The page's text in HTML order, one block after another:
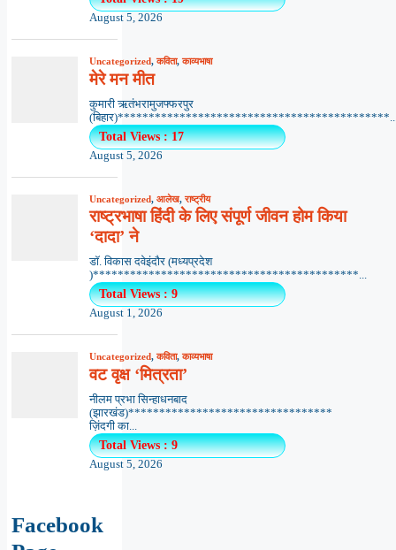
August 5, 2026
Uncategorized,कविता,काव्यभाषा
मेरे मन मीत
कुमारी ऋतंभरामुजफ्फरपुर
Total Views : 17
August 5, 2026
Uncategorized, आलेख,राष्ट्रीय
राष्ट्रभाषा हिंदी के लिए संपूर्ण जीवन होम किया
‘दादा’ ने
डॉ. विकास दवेइंदौर (मध्यप्रदेश
)*******************************************...
Total Views : 9
August 1, 2026
Uncategorized,कविता,काव्यभाषा
वट वृक्ष ‘मित्रता’
नीलम प्रभा सिन्हाधनबाद
(झारखंड)*********************************
ज़िंदगी का...
Total Views : 9
August 5, 2026
Facebook